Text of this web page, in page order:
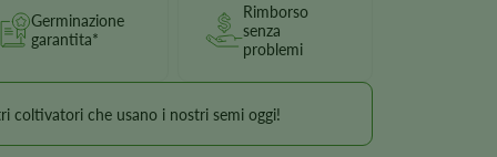
Germinazione
garantita*
Rimborso
senza
problemi
coltivatori che usano i nostri semi oggi!